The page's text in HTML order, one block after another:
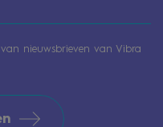
nieuwsbrieven van Vibra